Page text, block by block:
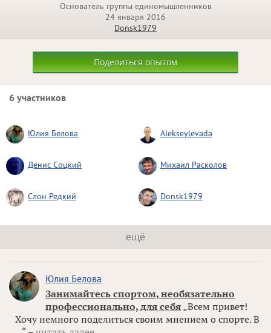
Основатель группы единомышленников
24 января 2016
Donsk1979
Поделиться опытом
6 участников
Юлия Белова Alekseylevada
Денис Соцкий Михаил Расколов
Слон Редкий Donsk1979
ещё
Юлия Белова
Занимайтесь спортом, необязательно
профессионально, для себя „Всем привет!
Хочу немного поделиться своим мнением о спорте. В